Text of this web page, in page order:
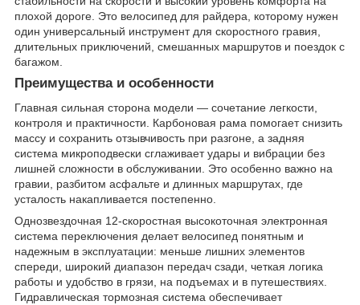
плохой дороге. Это велосипед для райдера, которому нужен
один универсальный инструмент для скоростного гравия,
длительных приключений, смешанных маршрутов и поездок с
багажом.
Преимущества и особенности
Главная сильная сторона модели — сочетание легкости,
контроля и практичности. Карбоновая рама помогает снизить
массу и сохранить отзывчивость при разгоне, а задняя
система микроподвески сглаживает удары и вибрации без
лишней сложности в обслуживании. Это особенно важно на
гравии, разбитом асфальте и длинных маршрутах, где
усталость накапливается постепенно.
Однозвездочная 12-скоростная высокоточная электронная
система переключения делает велосипед понятным и
надежным в эксплуатации: меньше лишних элементов
спереди, широкий диапазон передач сзади, четкая логика
работы и удобство в грязи, на подъемах и в путешествиях.
Гидравлическая тормозная система обеспечивает